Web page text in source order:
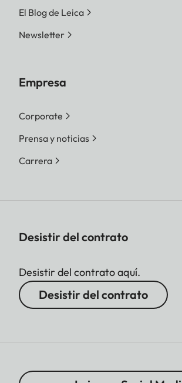
El Blog de Leica
Newsletter
Empresa
Corporate
Prensa y noticias
Carrera
Desistir del contrato
Desistir del contrato aquí.
Desistir del contrato